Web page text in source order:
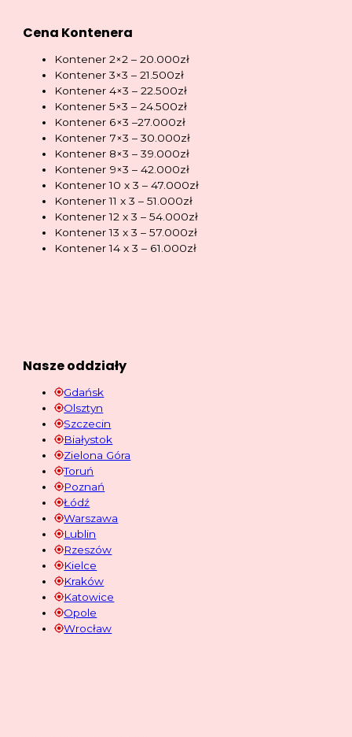
Cena Kontenera
Kontener 2×2 – 20.000zł
Kontener 3×3 – 21.500zł
Kontener 4×3 – 22.500zł
Kontener 5×3 – 24.500zł
Kontener 6×3 –27.000zł
Kontener 7×3 – 30.000zł
Kontener 8×3 – 39.000zł
Kontener 9×3 – 42.000zł
Kontener 10 x 3 – 47.000zł
Kontener 11 x 3 – 51.000zł
Kontener 12 x 3 – 54.000zł
Kontener 13 x 3 – 57.000zł
Kontener 14 x 3 – 61.000zł
Nasze oddziały
Gdańsk
Olsztyn
Szczecin
Białystok
Zielona Góra
Toruń
Poznań
Łódź
Warszawa
Lublin
Rzeszów
Kielce
Kraków
Katowice
Opole
Wrocław